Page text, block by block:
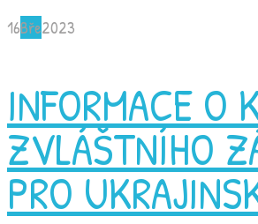
16Bře2023
INFORMACE O
ZVLÁŠTNÍHO
PRO